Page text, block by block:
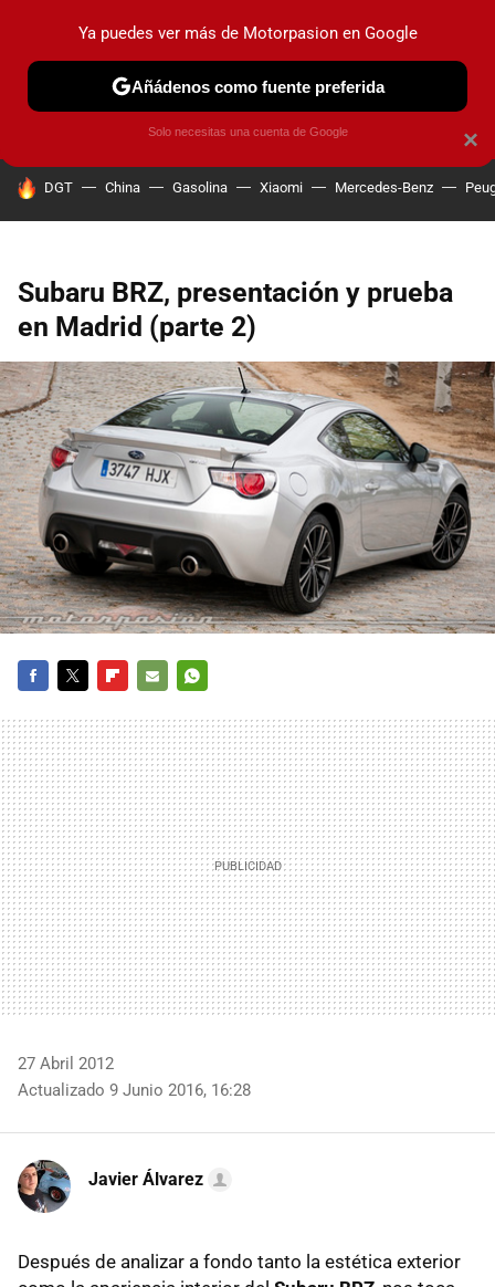
PRUEBAS COCHES ELÉCTRICOS OBSERVATORIO
HOY SE HABLA DE
DGT China Gasolina Xiaomi Mercedes-Benz
Subaru BRZ, presentación y prueba
en Madrid (parte 2)
MAIL
27 Abril 2012
Actualizado 9 Junio 2016, 16:28
Javier Álvarez
Después de analizar a fondo tanto la estética exterior
×
Ya puedes ver más de Motorpasion en Google
Añádenos como fuente preferida
Solo necesitas una cuenta de Google